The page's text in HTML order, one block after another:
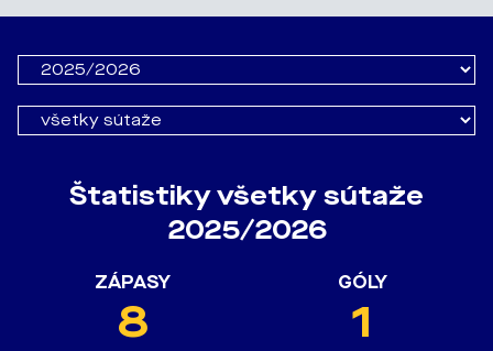
Štatistiky všetky sútaže
2025/2026
ZÁPASY
8
GÓLY
1